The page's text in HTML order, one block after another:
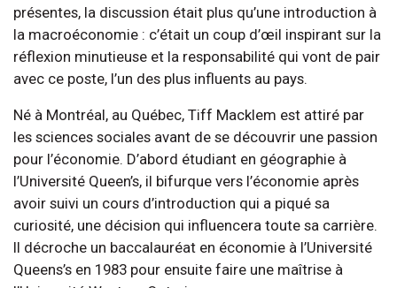
présentes, la discussion était plus qu’une introduction à
la macroéconomie : c’était un coup d’œil inspirant sur la
réflexion minutieuse et la responsabilité qui vont de pair
avec ce poste, l’un des plus influents au pays.
Né à Montréal, au Québec, Tiff Macklem est attiré par
les sciences sociales avant de se découvrir une passion
pour l’économie. D’abord étudiant en géographie à
l’Université Queen’s, il bifurque vers l’économie après
avoir suivi un cours d’introduction qui a piqué sa
curiosité, une décision qui influencera toute sa carrière.
Il décroche un baccalauréat en économie à l’Université
Queens’s en 1983 pour ensuite faire une maîtrise à